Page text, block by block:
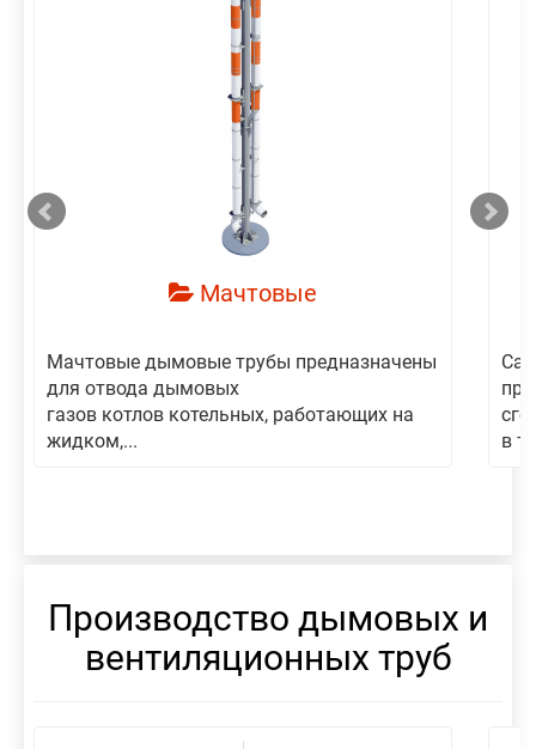
Мачтовые
Мачтовые дымовые трубы предназначены
для отвода дымовых
газов котлов котельных, работающих на
жидком,...
в
Производство дымовых и
вентиляционных труб